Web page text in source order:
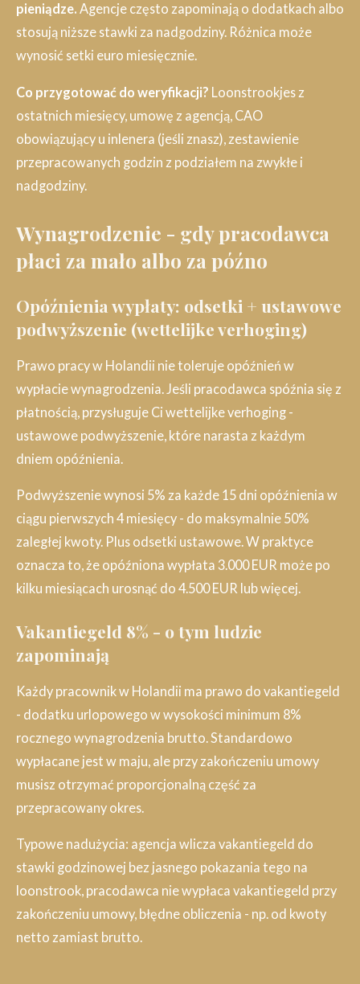
pieniądze. Agencje często zapominają o dodatkach albo
stosują niższe stawki za nadgodziny. Różnica może
wynosić setki euro miesięcznie.
Co przygotować do weryfikacji? Loonstrookjes z
ostatnich miesięcy, umowę z agencją, CAO
obowiązujący u inlenera (jeśli znasz), zestawienie
przepracowanych godzin z podziałem na zwykłe i
nadgodziny.
Wynagrodzenie - gdy pracodawca
płaci za mało albo za późno
Opóźnienia wypłaty: odsetki + ustawowe
podwyższenie (wettelijke verhoging)
Prawo pracy w Holandii nie toleruje opóźnień w
wypłacie wynagrodzenia. Jeśli pracodawca spóźnia się z
płatnością, przysługuje Ci wettelijke verhoging -
ustawowe podwyższenie, które narasta z każdym
dniem opóźnienia.
Podwyższenie wynosi 5% za każde 15 dni opóźnienia w
ciągu pierwszych 4 miesięcy - do maksymalnie 50%
zaległej kwoty. Plus odsetki ustawowe. W praktyce
oznacza to, że opóźniona wypłata 3.000 EUR może po
kilku miesiącach urosnąć do 4.500 EUR lub więcej.
Vakantiegeld 8% - o tym ludzie
zapominają
Każdy pracownik w Holandii ma prawo do vakantiegeld
- dodatku urlopowego w wysokości minimum 8%
rocznego wynagrodzenia brutto. Standardowo
wypłacane jest w maju, ale przy zakończeniu umowy
musisz otrzymać proporcjonalną część za
przepracowany okres.
Typowe nadużycia: agencja wlicza vakantiegeld do
stawki godzinowej bez jasnego pokazania tego na
loonstrook, pracodawca nie wypłaca vakantiegeld przy
zakończeniu umowy, błędne obliczenia - np. od kwoty
netto zamiast brutto.